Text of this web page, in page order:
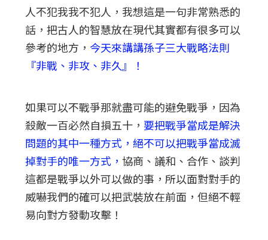
人不犯我我不犯人，我想這是一句非常熟悉的
話，把古人的智慧放在現代其實都有很多可以
參考的地方， 今天來講講孫子三大戰略法則
『非戰、非攻、非久』！
如果可以不戰爭那就盡可能的避免戰爭，因為
殺敵一百必然自損五十， 要把戰爭當成是解決
問題的其中一種方式，絕不可以把戰爭當成滅
掉對手的唯一方式，協商、議和、合作、談判
這都是戰爭以外可以做的事，所以面對對手的
威嚇我們的確可以把武裝放在前面，但絕不輕
易向對方發動攻擊！